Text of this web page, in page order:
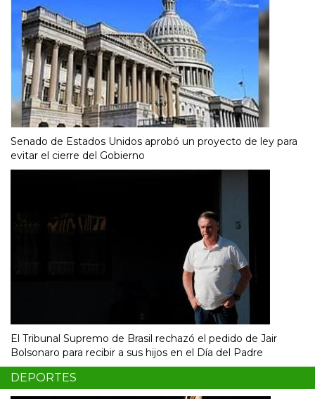
Senado de Estados Unidos aprobó un proyecto de ley para
evitar el cierre del Gobierno
El Tribunal Supremo de Brasil rechazó el pedido de Jair
Bolsonaro para recibir a sus hijos en el Día del Padre
DEPORTES